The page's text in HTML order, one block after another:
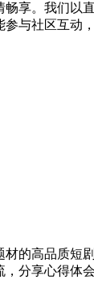
享。我们
与社区互
的高品质
分享心得体